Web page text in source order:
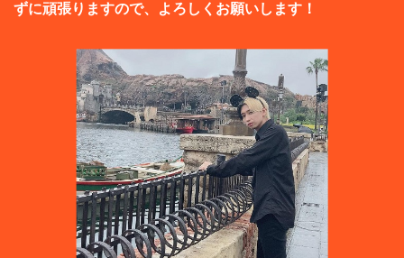
ずに頑張りますので、よろしくお願いします！